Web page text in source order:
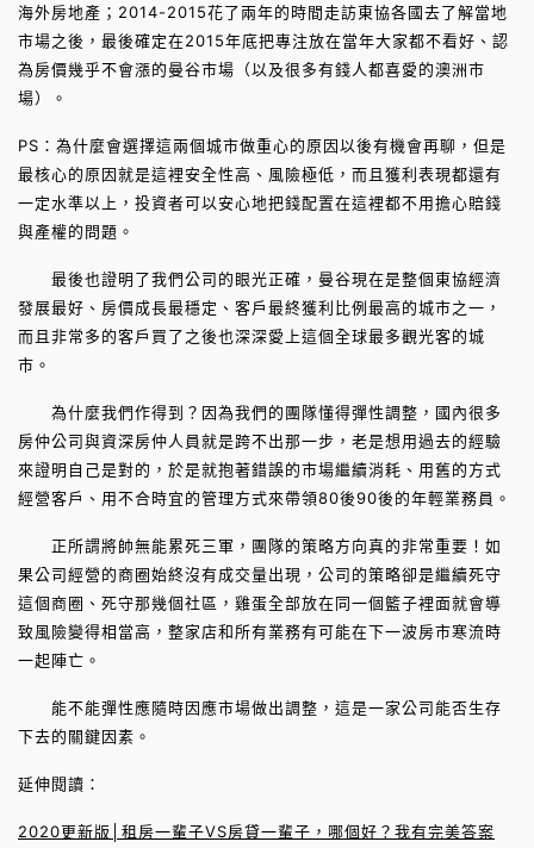
海外房地產；2014-2015花了兩年的時間走訪東協各國去了解當地
市場之後，最後確定在2015年底把專注放在當年大家都不看好、認
為房價幾乎不會漲的曼谷市場（以及很多有錢人都喜愛的澳洲市
場）。
PS：為什麼會選擇這兩個城市做重心的原因以後有機會再聊，但是
最核心的原因就是這裡安全性高、風險極低，而且獲利表現都還有
一定水準以上，投資者可以安心地把錢配置在這裡都不用擔心賠錢
與產權的問題。
最後也證明了我們公司的眼光正確，曼谷現在是整個東協經濟
發展最好、房價成長最穩定、客戶最終獲利比例最高的城市之一，
而且非常多的客戶買了之後也深深愛上這個全球最多觀光客的城
市。
為什麼我們作得到？因為我們的團隊懂得彈性調整，國內很多
房仲公司與資深房仲人員就是跨不出那一步，老是想用過去的經驗
來證明自己是對的，於是就抱著錯誤的市場繼續消耗、用舊的方式
經營客戶、用不合時宜的管理方式來帶領80後90後的年輕業務員。
正所謂將帥無能累死三軍，團隊的策略方向真的非常重要！如
果公司經營的商圈始終沒有成交量出現，公司的策略卻是繼續死守
這個商圈、死守那幾個社區，雞蛋全部放在同一個籃子裡面就會導
致風險變得相當高，整家店和所有業務有可能在下一波房市寒流時
一起陣亡。
能不能彈性應隨時因應市場做出調整，這是一家公司能否生存
下去的關鍵因素。
延伸閱讀：
2020更新版│租房一輩子VS房貸一輩子，哪個好？我有完美答案